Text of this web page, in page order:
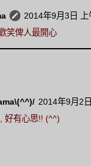
2014年9月3日 上
笑俾人最開心
2014年9月2
好有心思!! (^^)